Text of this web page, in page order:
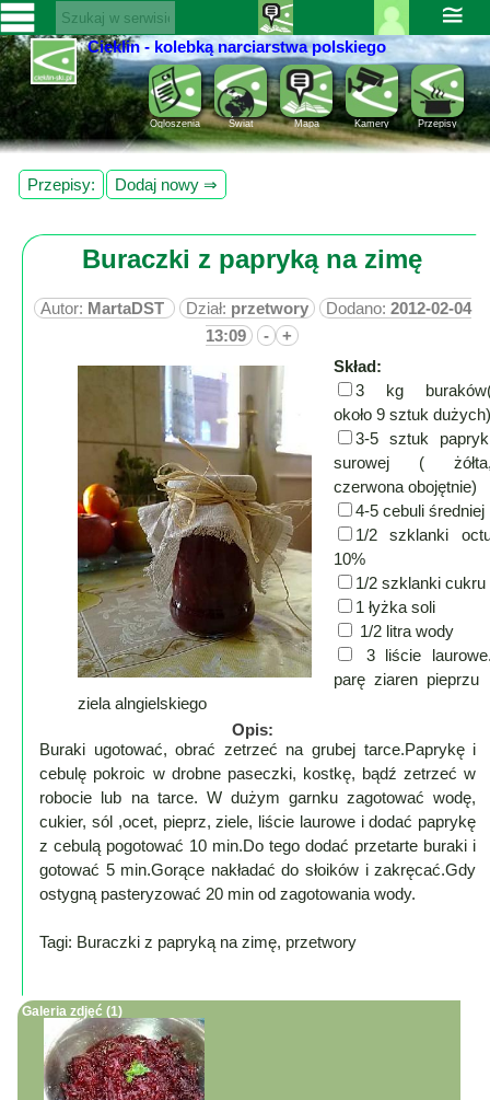
SERWISY
CIEKLIN-
SKI.PL
Wiadomości
Sport
Fotorelacja
Pogoda
Ciekawostki
Informacje
Przydatne
Organizacje
OSP
Cieklin
Noclegi
Firmy
Mapa
Beskid
Zaloguj
się ››
Rejestracja
Pomoc
≅
Cieklin - kolebką narciarstwa polskiego
Przepisy
Kamery
Mapa
Świat
Ogloszenia
Przepisy: Dodaj nowy ⇒
Buraczki z papryką na zimę
Autor: MartaDST Dział: przetwory Dodano: 2012-02-04
13:09
-
+
Skład:
3 kg
około 9 sztuk dużych)
3-5 sztuk
surowej (
czerwona obojętnie)
4-5 cebuli średniej
1/2 szklanki
10%
1/2 szklanki cukru
1 łyżka soli
1/2 litra wody
3 liście
parę ziaren pieprzu
ziela alngielskiego
Opis:
Buraki ugotować, obrać zetrzeć na grubej tarce.Paprykę i
cebulę pokroic w drobne paseczki, kostkę, bądź zetrzeć w
robocie lub na tarce. W dużym garnku zagotować wodę,
cukier, sól ,ocet, pieprz, ziele, liście laurowe i dodać paprykę
z cebulą pogotować 10 min.Do tego dodać przetarte buraki i
gotować 5 min.Gorące nakładać do słoików i zakręcać.Gdy
ostygną pasteryzować 20 min od zagotowania wody.
Tagi: Buraczki z papryką na zimę, przetwory
Galeria zdjęć (1)